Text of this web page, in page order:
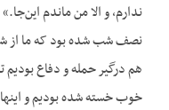
ندارم، و الا من ماندم
نصف شب شده بود که ما از
هم درگیر حمله و دفاع
خوب خسته شده بودیم و اینها